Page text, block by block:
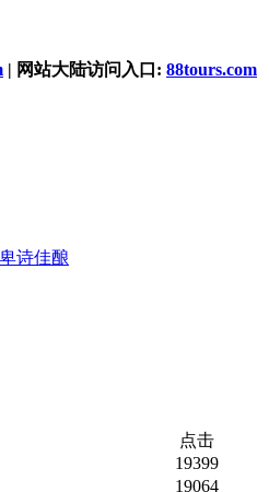
| 网站大陆访问入口: 88tours.com
诗佳酿
点击
19399
19064